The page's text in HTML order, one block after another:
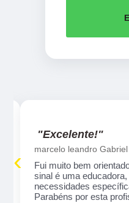
"Excelente!"
marcelo leandro Gabriel
Fui muito bem
sinal é uma
necessidades
Parabéns por esta
‹